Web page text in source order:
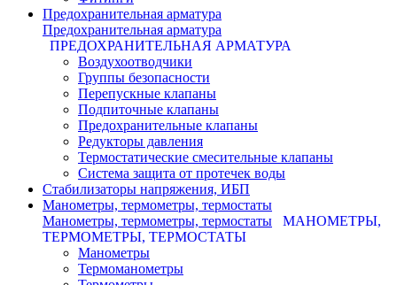
Предохранительная арматура
Предохранительная арматура
ПРЕДОХРАНИТЕЛЬНАЯ АРМАТУРА
Воздухоотводчики
Группы безопасности
Перепускные клапаны
Подпиточные клапаны
Предохранительные клапаны
Редукторы давления
Термостатические смесительные клапаны
Система защита от протечек воды
Стабилизаторы напряжения, ИБП
Манометры, термометры, термостаты
Манометры, термометры, термостаты
МАНОМЕТРЫ,
ТЕРМОМЕТРЫ, ТЕРМОСТАТЫ
Манометры
Термоманометры